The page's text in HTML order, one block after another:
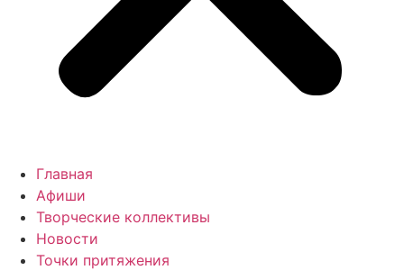
Главная
Афиши
Творческие коллективы
Новости
Точки притяжения